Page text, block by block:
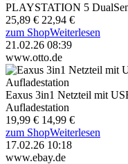
PLAYSTATION 5
25,89 € 22,94 €
zum ShopWeiterlesen
21.02.26 08:39
www.otto.de
Eaxus 3in1 Netzteil mit
Aufladestation
19,99 € 14,99 €
zum ShopWeiterlesen
17.02.26 10:18
www.ebay.de